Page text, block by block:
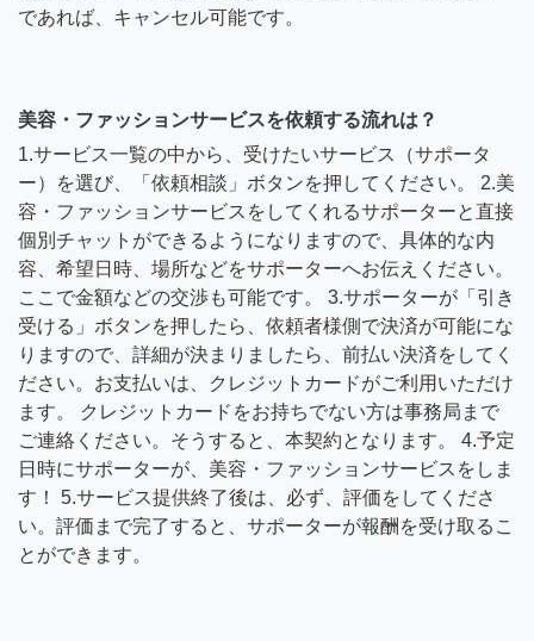
であれば、キャンセル可能です。
美容・ファッションサービスを依頼する流れは？
1.サービス一覧の中から、受けたいサービス（サポータ
ー）を選び、「依頼相談」ボタンを押してください。 2.美
容・ファッションサービスをしてくれるサポーターと直接
個別チャットができるようになりますので、具体的な内
容、希望日時、場所などをサポーターへお伝えください。
ここで金額などの交渉も可能です。 3.サポーターが「引き
受ける」ボタンを押したら、依頼者様側で決済が可能にな
りますので、詳細が決まりましたら、前払い決済をしてく
ださい。お支払いは、クレジットカードがご利用いただけ
ます。 クレジットカードをお持ちでない方は事務局まで
ご連絡ください。そうすると、本契約となります。 4.予定
日時にサポーターが、美容・ファッションサービスをしま
す！ 5.サービス提供終了後は、必ず、評価をしてくださ
い。評価まで完了すると、サポーターが報酬を受け取るこ
とができます。